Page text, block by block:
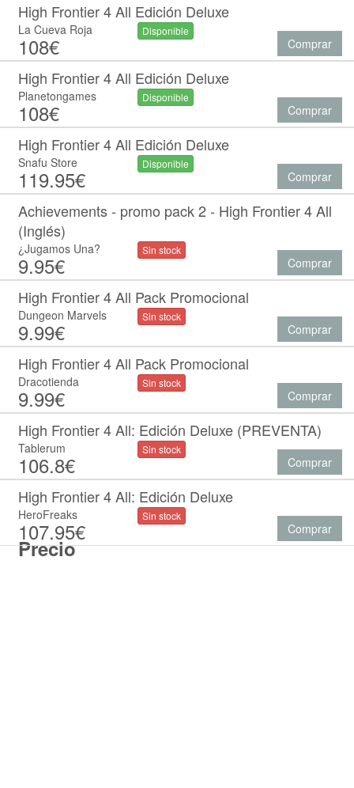
Precio
High Frontier 4 All Edición Deluxe
La Cueva Roja
108€
Disponible
Comprar
High Frontier 4 All Edición Deluxe
Planetongames
108€
Disponible
Comprar
High Frontier 4 All Edición Deluxe
Snafu Store
119.95€
Disponible
Comprar
Achievements - promo pack 2 - High Frontier 4 All
(Inglés)
¿Jugamos Una?
9.95€
Sin stock
Comprar
High Frontier 4 All Pack Promocional
Dungeon Marvels
9.99€
Sin stock
Comprar
High Frontier 4 All Pack Promocional
Dracotienda
9.99€
Sin stock
Comprar
High Frontier 4 All: Edición Deluxe (PREVENTA)
Tablerum
106.8€
Sin stock
Comprar
High Frontier 4 All: Edición Deluxe
HeroFreaks
107.95€
Sin stock
Comprar